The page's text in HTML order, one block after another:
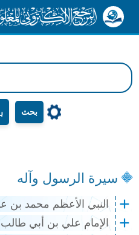
بحث
سيرة الرسول وآله
النبي الأعظم محمد بن
الإمام علي بن أبي طالب